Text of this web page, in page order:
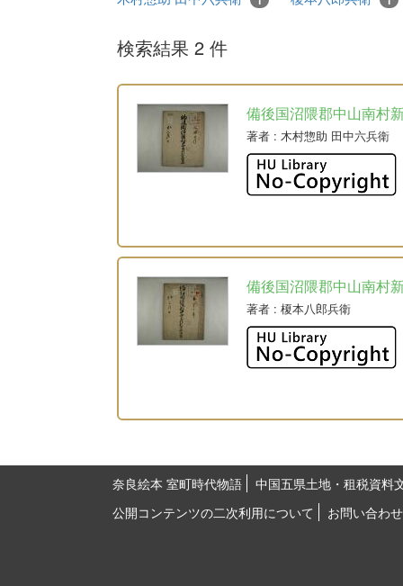
検索結果 2 件
備後国沼隈郡中山南村
著者 : 木村惣助 田中六兵衛
備後国沼隈郡中山南村
著者 : 榎本八郎兵衛
奈良絵本 室町時代物語
中国五県土地・租税資料
公開コンテンツの二次利用について
お問い合わせ